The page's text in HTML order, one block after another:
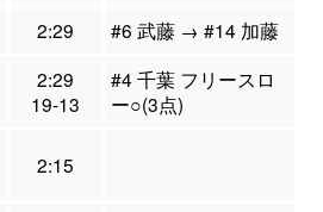
2:29
#6 武藤 → #14 加藤
2:29
19-13
#4 千葉 フリースロ
ー○(3点)
2:15